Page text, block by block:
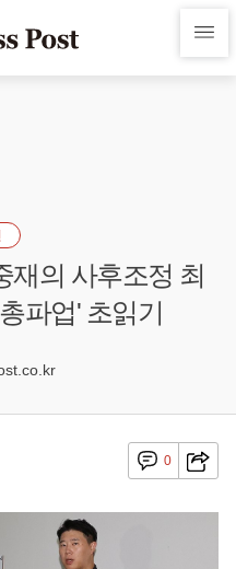
재의 사후조정 최
파업' 초읽기
0